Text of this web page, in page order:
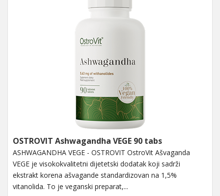
OSTROVIT Ashwagandha VEGE 90 tabs
ASHWAGANDHA VEGE - OSTROVIT OstroVit Ašvaganda
VEGE je visokokvalitetni dijetetski dodatak koji sadrži
ekstrakt korena ašvagande standardizovan na 1,5%
vitanolida. To je veganski preparat,...